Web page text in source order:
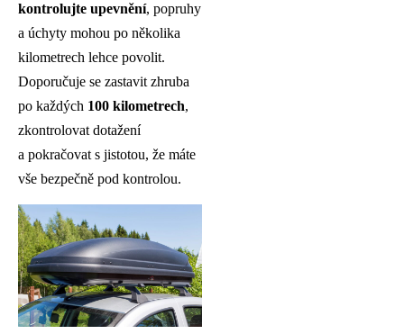
kontrolujte upevnění, popruhy
a úchyty mohou po několika
kilometrech lehce povolit.
Doporučuje se zastavit zhruba
po každých 100 kilometrech,
zkontrolovat dotažení
a pokračovat s jistotou, že máte
vše bezpečně pod kontrolou.